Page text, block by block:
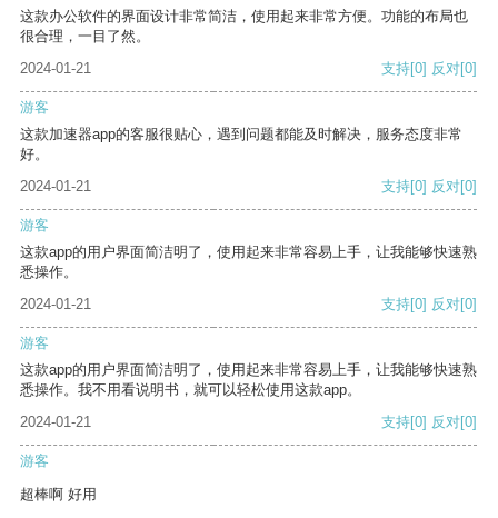
这款办公软件的界面设计非常简洁，使用起来非常方便。功能的布局也
很合理，一目了然。
2024-01-21
支持[0] 反对[0]
游客
这款加速器app的客服很贴心，遇到问题都能及时解决，服务态度非常
好。
2024-01-21
支持[0] 反对[0]
游客
这款app的用户界面简洁明了，使用起来非常容易上手，让我能够快速熟
悉操作。
2024-01-21
支持[0] 反对[0]
游客
这款app的用户界面简洁明了，使用起来非常容易上手，让我能够快速熟
悉操作。我不用看说明书，就可以轻松使用这款app。
2024-01-21
支持[0] 反对[0]
游客
超棒啊 好用